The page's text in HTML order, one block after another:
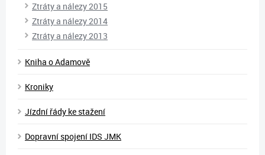
Ztráty a nálezy 2015
Ztráty a nálezy 2014
Ztráty a nálezy 2013
Kniha o Adamově
Kroniky
Jízdní řády ke stažení
Dopravní spojení IDS JMK